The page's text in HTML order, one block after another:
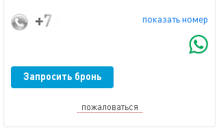
показать номер
+7 (967) 772-58-47
Запросить бронь
пожаловаться